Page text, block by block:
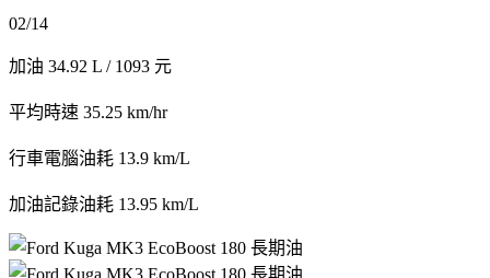
02/14
加油 34.92 L / 1093 元
平均時速 35.25 km/hr
行車電腦油耗 13.9 km/L
加油記錄油耗 13.95 km/L